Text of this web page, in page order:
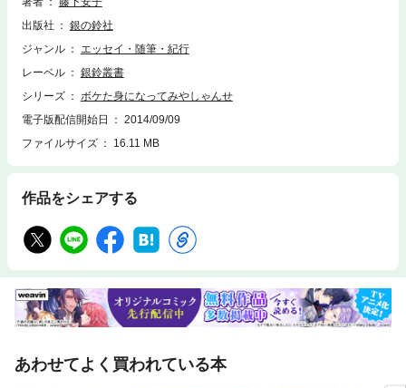
出版社
銀の鈴社
ジャンル
エッセイ・随筆・紀行
レーベル
銀鈴叢書
シリーズ
ボケた身になってみやしゃんせ
電子版配信開始日
2014/09/09
ファイルサイズ
16.11 MB
作品をシェアする
あわせてよく買われている本